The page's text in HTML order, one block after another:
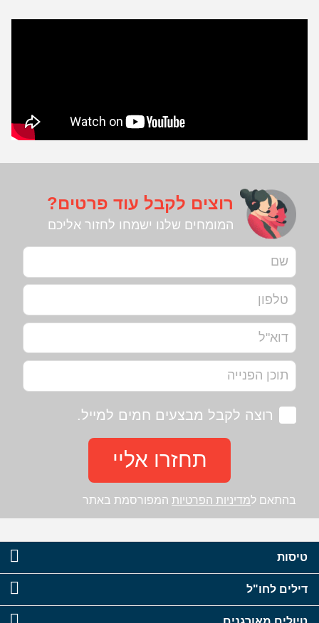
רוצים לקבל עוד פרטים?
המומחים שלנו ישמחו לחזור אליכם
רוצה לקבל מבצעים חמים למייל.
תחזרו אליי
בהתאם למדיניות הפרטיות המפורסמת באתר
טיסות
דילים לחו"ל